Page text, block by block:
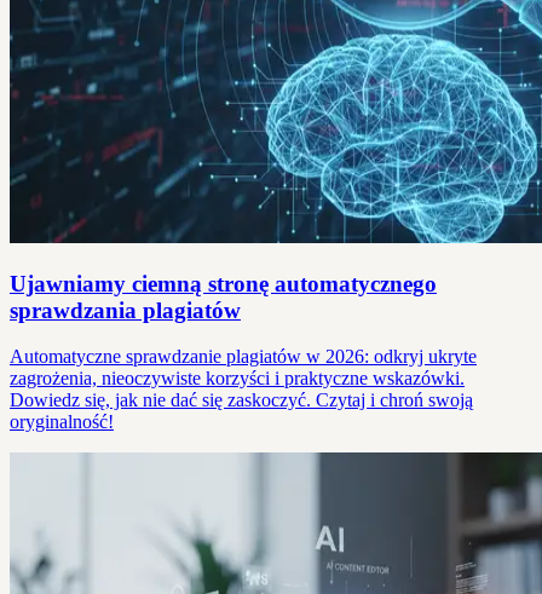
Ujawniamy ciemną stronę automatycznego
sprawdzania plagiatów
Automatyczne sprawdzanie plagiatów w 2026: odkryj ukryte
zagrożenia, nieoczywiste korzyści i praktyczne wskazówki.
Dowiedz się, jak nie dać się zaskoczyć. Czytaj i chroń swoją
oryginalność!